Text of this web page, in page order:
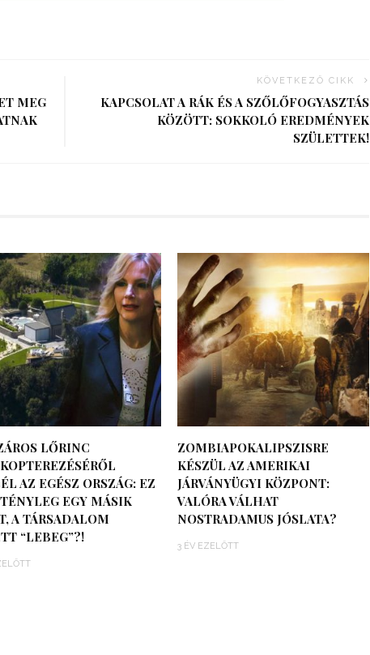
MEG
KÖVETKEZŐ CIKK
KAPCSOLAT A RÁK ÉS A SZŐLŐFOGYASZTÁS
KÖZÖTT: SOKKOLÓ EREDMÉNYEK
SZÜLETTEK!
LŐRINC
AZ EGÉSZ ORSZÁG: EZ
EGY MÁSIK
A TÁRSADALOM
“LEBEG”?!
ZOMBIAPOKALIPSZISRE
KÉSZÜL AZ AMERIKAI
JÁRVÁNYÜGYI KÖZPONT:
VALÓRA VÁLHAT
NOSTRADAMUS JÓSLATA?
3 ÉV EZELŐTT